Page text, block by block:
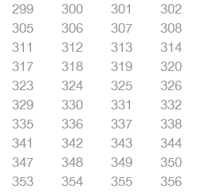
299
300 301 302
305
306 307 308
311
312 313 314
317
318 319 320
323
324 325 326
329
330 331 332
335
336 337 338
341
342 343 344
347
348 349 350
353
354 355 356